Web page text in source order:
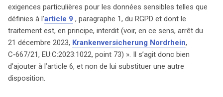
exigences particulières pour les données sensibles telles que
définies à l’article 9 , paragraphe 1, du RGPD et dont le
traitement est, en principe, interdit (voir, en ce sens, arrêt du
21 décembre 2023, Krankenversicherung Nordrhein,
C‑667/21, EU:C:2023:1022, point 73) ». Il s’agit donc bien
d’ajouter à l’article 6, et non de lui substituer une autre
disposition.